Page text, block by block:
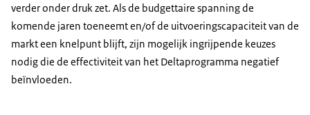
verder onder druk zet. Als de budgettaire spanning de
komende jaren toeneemt en/of de uitvoeringscapaciteit van de
markt een knelpunt blijft, zijn mogelijk ingrijpende keuzes
nodig die de effectiviteit van het Deltaprogramma negatief
beïnvloeden.